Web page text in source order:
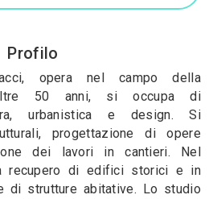
Profilo
opera nel campo della
50 anni, si occupa di
urbanistica e design. Si
progettazione di opere
dei lavori in cantieri. Nel
recupero di edifici storici e in
di strutture abitative. Lo studio